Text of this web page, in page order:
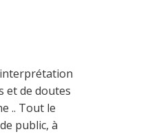
et de doutes
.. Tout le
public, à